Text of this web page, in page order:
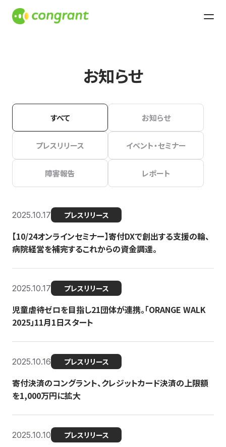
お知らせ
すべて お知らせ
プレスリリース イベント・セミナー
障害報告 レポート
2025.10.17 プレスリリース
【10/24オンラインセミナー】寄付DXで創出する支援の輪、
病院経営を補完するこれからの資金調達。
2025.10.17 プレスリリース
児童虐待ゼロを目指し21団体が連携。「ORANGE WALK
2025」11月1日スタート
2025.10.16 プレスリリース
寄付決済のコングラント、クレジットカード決済の上限額
を1,000万円に拡大
2025.10.10 プレスリリース